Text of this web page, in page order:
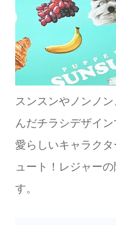
スンスンやノンノ
んだチラシデザイ
愛らしいキャラク
ュート！レジャー
す。